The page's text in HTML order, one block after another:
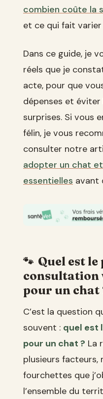
combien coûte la
et ce qui fait
Dans ce guide, je
réels que je
acte, pour que
dépenses et éviter
surprises. Si vous
félin, je vous
consulter notre
adopter un chat
essentielles avant
Quel est le
consultation
pour un chat
C’est la question
souvent : quel est
pour un chat ? La
plusieurs facteurs,
fourchettes que
l’ensemble du